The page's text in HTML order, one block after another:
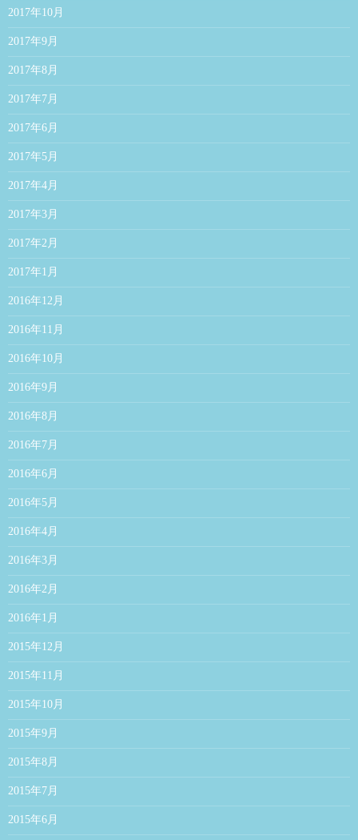
2017年10月
2017年9月
2017年8月
2017年7月
2017年6月
2017年5月
2017年4月
2017年3月
2017年2月
2017年1月
2016年12月
2016年11月
2016年10月
2016年9月
2016年8月
2016年7月
2016年6月
2016年5月
2016年4月
2016年3月
2016年2月
2016年1月
2015年12月
2015年11月
2015年10月
2015年9月
2015年8月
2015年7月
2015年6月